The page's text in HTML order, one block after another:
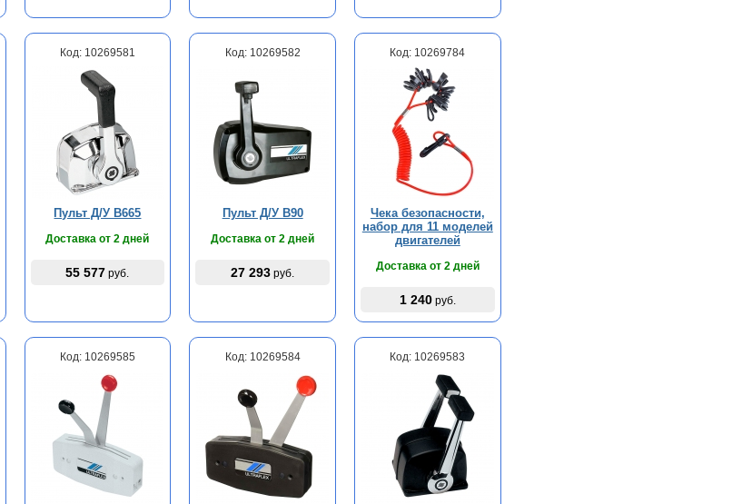
Код: 10269581
Пульт Д/У B665
Доставка от 2 дней
55 577 руб.
Код: 10269582
Пульт Д/У B90
Доставка от 2 дней
27 293 руб.
Код: 10269784
Чека безопасности,
набор для 11 моделей
двигателей
Доставка от 2 дней
1 240руб.
Код: 10269585 Код: 10269584 Код: 10269583